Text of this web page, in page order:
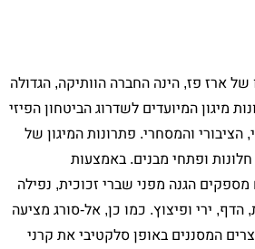
של ארז פז, הינה החברה הוותיקה, הגדולה
מיגון המיועדים לשדרוג הביטחון הפיזי
הציבורי והמסחרי. פתרונות המיגון של
ופתחי מבנים. באמצעות
מספקים הגנה מפני שברי זכוכית, נפילה
הדף, ירי ופיצוץ. כמו כן, אל-סורג מציעה
המסננים באופן סלקטיבי את קרני